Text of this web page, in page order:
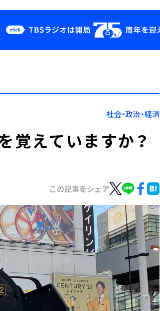
YouTube
会社情報社会・政治・経済
覚えていますか？
この記事をシェア